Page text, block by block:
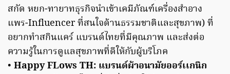
สกัด หยก-ทายาทธุรกิจนำเข้าเคมีภัณฑ์เครื่องสำอาง
แพร-Influencer ที่สนใจด้านธรรมชาติและสุขภาพ) ที่
อยากทำสกินแคร์ แบรนด์ไทยที่มีคุณภาพ และส่งต่อ
ความรู้ในการดูแลสุขภาพที่ดีให้กับผู้บริโภค
• Happy FLows TH: แบรนด์ผ้าอนามัยออร์เเกนิก